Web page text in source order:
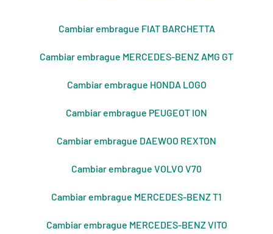
Cambiar embrague FIAT BARCHETTA
Cambiar embrague MERCEDES-BENZ AMG GT
Cambiar embrague HONDA LOGO
Cambiar embrague PEUGEOT ION
Cambiar embrague DAEWOO REXTON
Cambiar embrague VOLVO V70
Cambiar embrague MERCEDES-BENZ T1
Cambiar embrague MERCEDES-BENZ VITO